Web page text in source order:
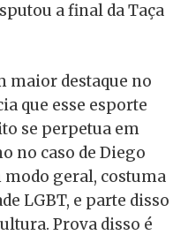
a final da Taça
maior destaque no
que esse esporte
se perpetua em
no caso de Diego
modo geral, costuma
LGBT, e parte disso
Prova disso é